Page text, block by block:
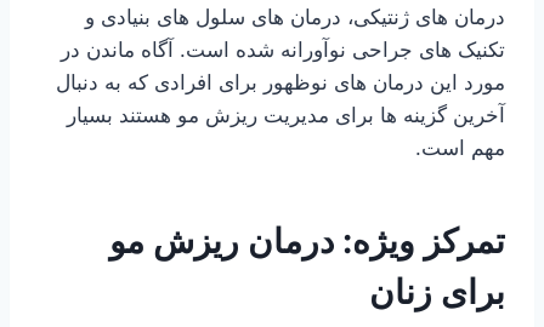
درمان های ژنتیکی، درمان های سلول های بنیادی و
تکنیک های جراحی نوآورانه شده است. آگاه ماندن در
مورد این درمان های نوظهور برای افرادی که به دنبال
آخرین گزینه ها برای مدیریت ریزش مو هستند بسیار
مهم است.
تمرکز ویژه: درمان ریزش مو
برای زنان